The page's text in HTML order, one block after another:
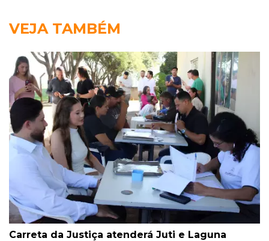
VEJA TAMBÉM
Carreta da Justiça atenderá Juti e Laguna